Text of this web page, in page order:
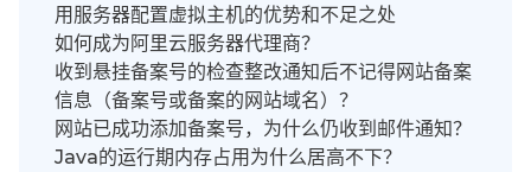
用服务器配置虚拟主机的优势和不足之处
如何成为阿里云服务器代理商？
收到悬挂备案号的检查整改通知后不记得网站备案
信息（备案号或备案的网站域名）？
网站已成功添加备案号，为什么仍收到邮件通知？
Java的运行期内存占用为什么居高不下？